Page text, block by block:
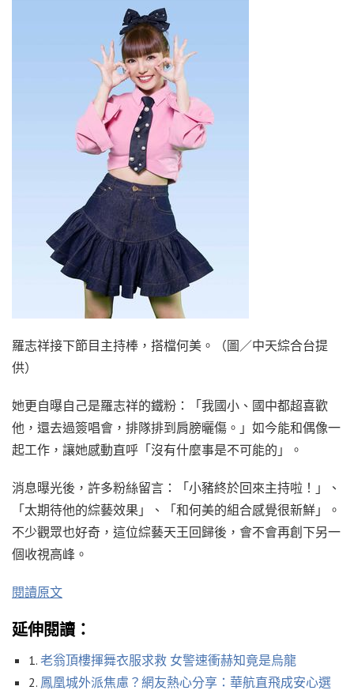
羅志祥接下節目主持棒，搭檔何美。（圖／中天綜合台提
供）
她更自曝自己是羅志祥的鐵粉：「我國小、國中都超喜歡
他，還去過簽唱會，排隊排到肩膀曬傷。」如今能和偶像一
起工作，讓她感動直呼「沒有什麼事是不可能的」。
消息曝光後，許多粉絲留言：「小豬終於回來主持啦！」、
「太期待他的綜藝效果」、「和何美的組合感覺很新鮮」。
不少觀眾也好奇，這位綜藝天王回歸後，會不會再創下另一
個收視高峰。
閱讀原文
延伸閱讀：
1. 老翁頂樓揮舞衣服求救 女警速衝赫知竟是烏龍
2. 鳳凰城外派焦慮？網友熱心分享：華航直飛成安心選